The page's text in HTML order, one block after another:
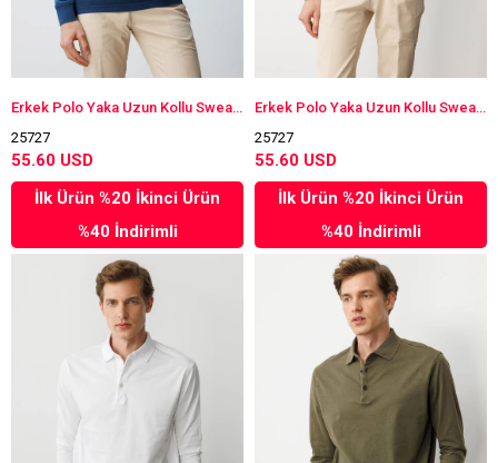
Erkek Polo Yaka Uzun Kollu Sweatshirt Lacivert
25727
55.60 USD
İlk Ürün %20 İkinci Ürün
%40 İndirimli
Erkek Polo Yaka Uzun Kollu Sweatshirt A.Yeşil
25727
55.60 USD
İlk Ürün %20 İkinci Ürün
%40 İndirimli